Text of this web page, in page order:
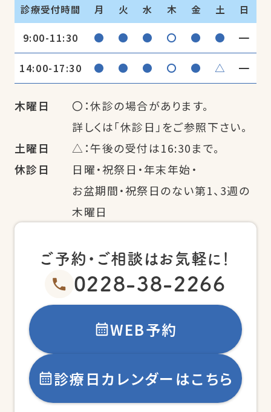
診療受付時間 月 火 水 木 金 土 日
9:00-11:30 ● ● ● 〇 ● ● ━
14:00-17:30 ● ● ● 〇 ● △ ━
木曜日
〇：休診の場合があります。
詳しくは「休診日」をご参照下さい。
土曜日
△：午後の受付は16:30まで。
休診日
日曜・祝祭日・年末年始・
お盆期間・祝祭日のない第1、3週の
木曜日
ご予約・ご相談はお気軽に！
0228-38-2266
WEB予約
診療日カレンダーはこちら